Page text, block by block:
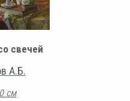
свечей
А.Б.
см